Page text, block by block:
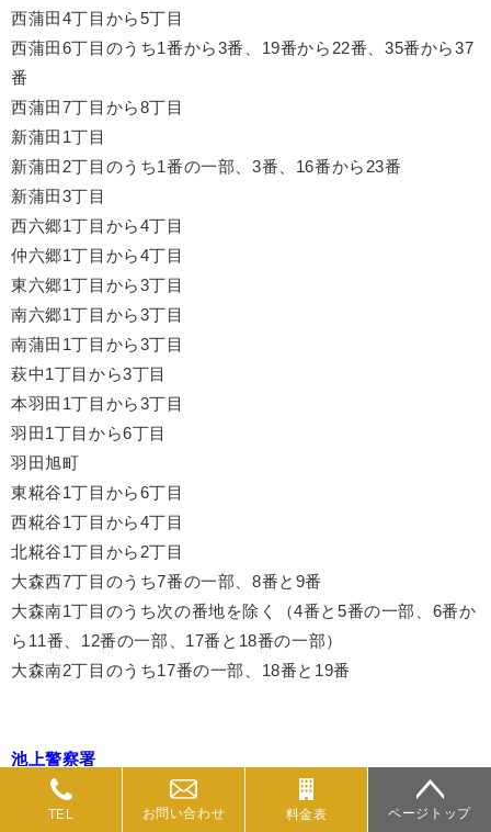
西蒲田4丁目から5丁目
西蒲田6丁目のうち1番から3番、19番から22番、35番から37
番
西蒲田7丁目から8丁目
新蒲田1丁目
新蒲田2丁目のうち1番の一部、3番、16番から23番
新蒲田3丁目
西六郷1丁目から4丁目
仲六郷1丁目から4丁目
東六郷1丁目から3丁目
南六郷1丁目から3丁目
南蒲田1丁目から3丁目
萩中1丁目から3丁目
本羽田1丁目から3丁目
羽田1丁目から6丁目
羽田旭町
東糀谷1丁目から6丁目
西糀谷1丁目から4丁目
北糀谷1丁目から2丁目
大森西7丁目のうち7番の一部、8番と9番
大森南1丁目のうち次の番地を除く（4番と5番の一部、6番か
ら11番、12番の一部、17番と18番の一部）
大森南2丁目のうち17番の一部、18番と19番
池上警察署
所在地 ：
〒146-0082東京都大田区池上3丁目20番10号
電話：03-3755-0110(代表)
TEL お問い合わせ 料金表 ページトップ